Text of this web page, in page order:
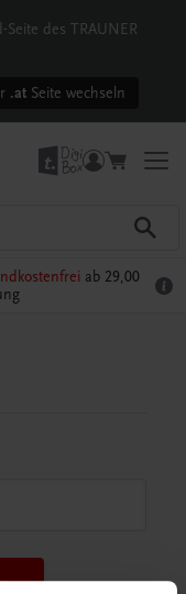
des TRAUNER
.at Seite wechseln
ab 29,00